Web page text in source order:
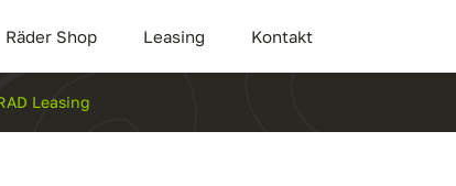
Räder Shop Leasing Kontakt
Leasing